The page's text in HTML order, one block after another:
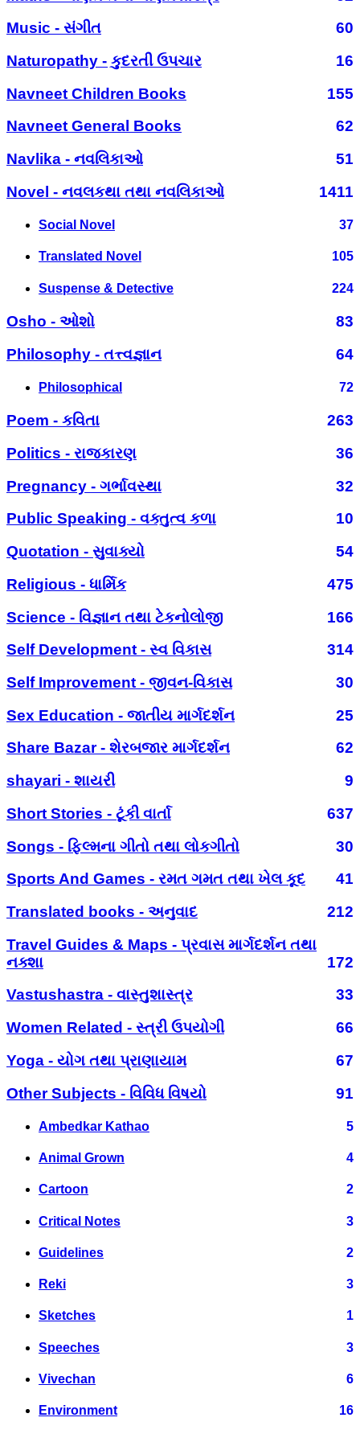
Music - સંગીત
60
Naturopathy - કુદરતી ઉપચાર
16
Navneet Children Books
155
Navneet General Books
62
Navlika - નવલિકાઓ
51
Novel - નવલકથા તથા નવલિકાઓ
1411
Social Novel 37
Translated Novel 105
Suspense & Detective 224
Osho - ઓશો
83
Philosophy - તત્ત્વજ્ઞાન
64
Philosophical 72
Poem - કવિતા
263
Politics - રાજકારણ
36
Pregnancy - ગર્ભાવસ્થા
32
Public Speaking - વક્તુત્વ કળા
10
Quotation - સુવાક્યો
54
Religious - ધાર્મિક
475
Science - વિજ્ઞાન તથા ટેકનોલોજી
166
Self Development - સ્વ વિકાસ
314
Self Improvement - જીવન-વિકાસ
30
Sex Education - જાતીય માર્ગદર્શન
25
Share Bazar - શેરબજાર માર્ગદર્શન
62
shayari - શાયરી
9
Short Stories - ટૂંકી વાર્તા
637
Songs - ફિલ્મના ગીતો તથા લોકગીતો
30
Sports And Games - રમત ગમત તથા ખેલ કૂદ
41
Translated books - અનુવાદ
212
Travel Guides & Maps - પ્રવાસ માર્ગદર્શન તથા
નક્શા
172
Vastushastra - વાસ્તુશાસ્ત્ર
33
Women Related - સ્ત્રી ઉપયોગી
66
Yoga - યોગ તથા પ્રાણાયામ
67
Other Subjects - વિવિધ વિષયો
91
Ambedkar Kathao 5
Animal Grown 4
Cartoon 2
Critical Notes 3
Guidelines 2
Reki 3
Sketches 1
Speeches 3
Vivechan 6
Environment 16